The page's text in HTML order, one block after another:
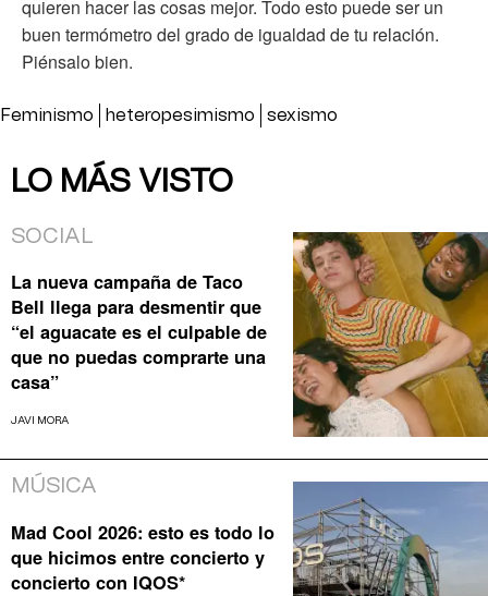
quieren hacer las cosas mejor. Todo esto puede ser un
buen termómetro del grado de igualdad de tu relación.
Piénsalo bien.
Feminismo heteropesimismo sexismo
LO MÁS VISTO
SOCIAL
La nueva campaña de Taco
Bell llega para desmentir que
“el aguacate es el culpable de
que no puedas comprarte una
casa”
JAVI MORA
MÚSICA
Mad Cool 2026: esto es todo lo
que hicimos entre concierto y
concierto con IQOS*